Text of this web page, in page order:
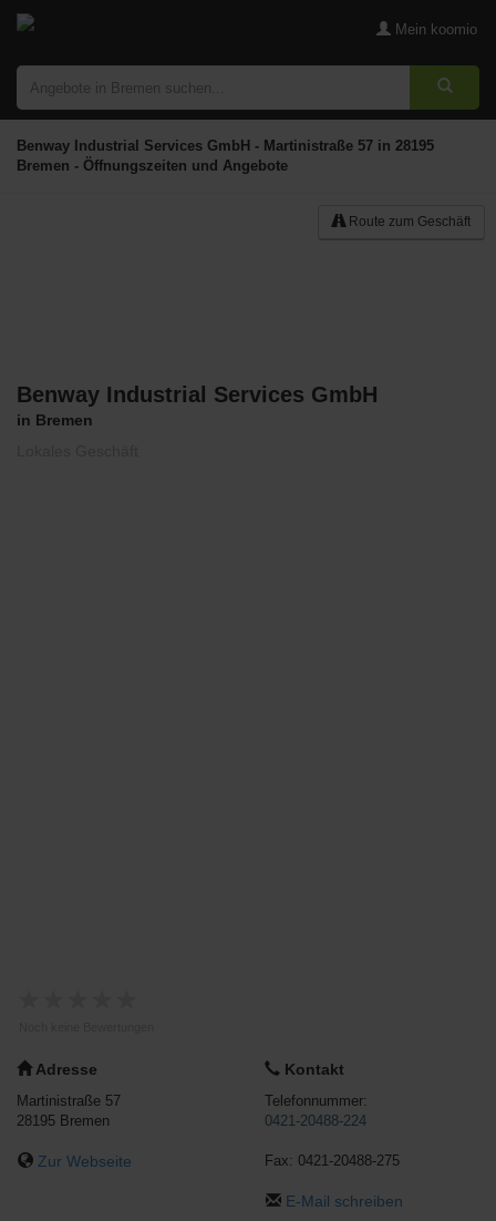
Mein koomio
Benway Industrial Services GmbH - Martinistraße 57 in 28195
Bremen - Öffnungszeiten und Angebote
Route zum Geschäft
Benway Industrial Services GmbH
in Bremen
Adresse
Martinistraße 57
28195 Bremen
Zur Webseite
Kontakt
Telefonnummer:
0421-20488-224
Fax: 0421-20488-275
E-Mail schreiben